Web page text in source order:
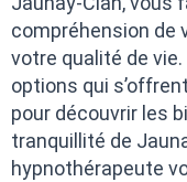
compréhension de
votre qualité de vie.
options qui
pour découvrir les
tranquillité de
hypnothérapeute